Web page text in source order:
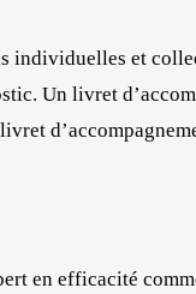
individuelles et
Un livret
en efficacité